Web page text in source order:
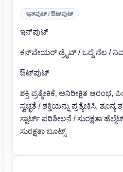
ಇನ್‌ಪುಟ್ / ಔಟ್‌ಪುಟ್
ಇನ್‌ಪುಟ್
ಕನ್‌ವೇಯರ್ ಡ್ರೈವ್ / ಒದ್ದೆ ನೆಲ /
ಔಟ್‌ಪುಟ್
ಶಕ್ತಿ ಪ್ರತ್ಯೇಕಿಕೆ, ಅನಿರೀಕ್ಷಿತ
ಸ್ವಚ್ಛತೆ / ಶಕ್ತಿಯನ್ನು ಪ್ರತ್ಯೇಕಿಸಿ,
ಸ್ಟಾರ್ಟ್ ಪರಿಶೀಲನೆ / ಸುರಕ್ಷತಾ
ಸುರಕ್ಷತಾ ಬೂಟ್ಸ್